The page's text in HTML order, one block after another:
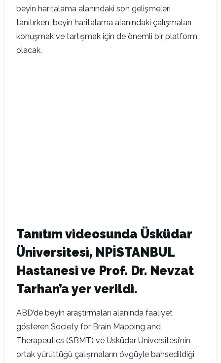
beyin haritalama alanındaki son gelişmeleri
tanıtırken, beyin haritalama alanındaki çalışmaları
konuşmak ve tartışmak için de önemli bir platform
olacak.
Tanıtım videosunda Üsküdar
Üniversitesi, NPİSTANBUL
Hastanesi ve Prof. Dr. Nevzat
Tarhan’a yer verildi.
ABD’de beyin araştırmaları alanında faaliyet
gösteren Society for Brain Mapping and
Therapeutics (SBMT) ve Üsküdar Üniversitesi’nin
ortak yürüttüğü çalışmaların övgüyle bahsedildiği